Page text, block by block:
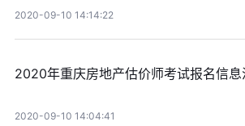
2020-09-10 14:14:22
2020年重庆房地产估价师考试报名信息
2020-09-10 14:04:41